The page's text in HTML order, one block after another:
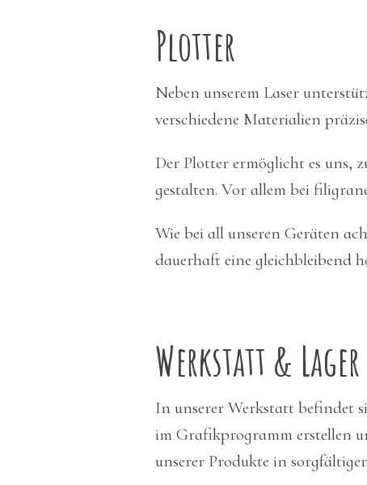
Plotter
Neben unserem Laser
verschiedene Materialien
Der Plotter ermöglicht es uns,
gestalten. Vor allem bei
Wie bei all unseren Geräten
dauerhaft eine gleichbleibend
Werkstatt & Lager
In unserer Werkstatt befindet
im Grafikprogramm erstellen
unserer Produkte in